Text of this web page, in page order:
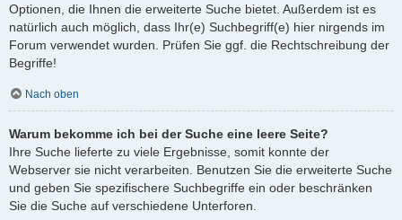
Optionen, die Ihnen die erweiterte Suche bietet. Außerdem ist es
natürlich auch möglich, dass Ihr(e) Suchbegriff(e) hier nirgends im
Forum verwendet wurden. Prüfen Sie ggf. die Rechtschreibung der
Begriffe!
Nach oben
Warum bekomme ich bei der Suche eine leere Seite?
Ihre Suche lieferte zu viele Ergebnisse, somit konnte der
Webserver sie nicht verarbeiten. Benutzen Sie die erweiterte Suche
und geben Sie spezifischere Suchbegriffe ein oder beschränken
Sie die Suche auf verschiedene Unterforen.